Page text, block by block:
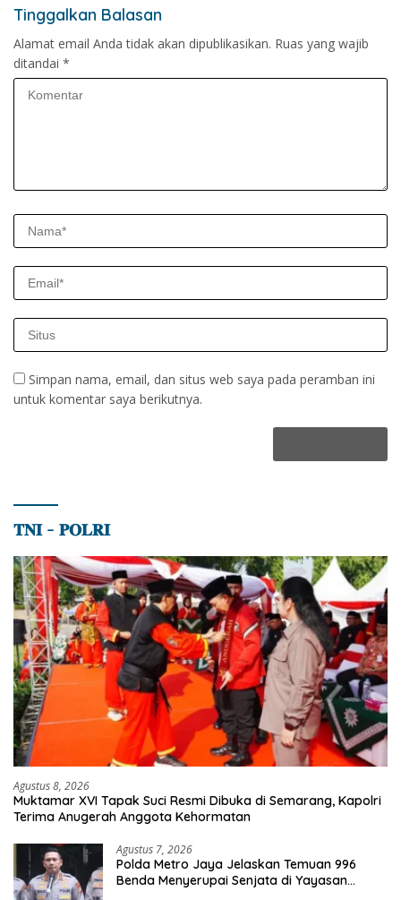
Tinggalkan Balasan
Alamat email Anda tidak akan dipublikasikan. Ruas yang wajib
ditandai *
Simpan nama, email, dan situs web saya pada peramban ini
untuk komentar saya berikutnya.
𝐓𝐍𝐈 – 𝐏𝐎𝐋𝐑𝐈
Agustus 8, 2026
Muktamar XVI Tapak Suci Resmi Dibuka di Semarang, Kapolri
Terima Anugerah Anggota Kehormatan
Agustus 7, 2026
Polda Metro Jaya Jelaskan Temuan 996
Benda Menyerupai Senjata di Yayasan